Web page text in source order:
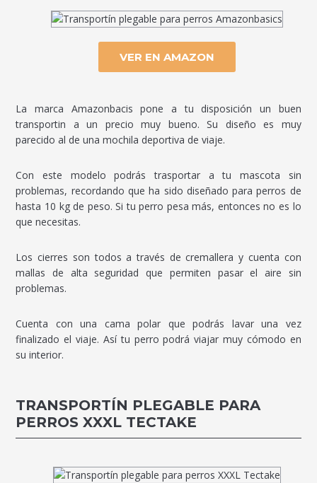
VER EN AMAZON
La marca Amazonbacis pone a tu disposición un buen
transportin a un precio muy bueno. Su diseño es muy
parecido al de una mochila deportiva de viaje.
Con este modelo podrás trasportar a tu mascota sin
problemas, recordando que ha sido diseñado para perros de
hasta 10 kg de peso. Si tu perro pesa más, entonces no es lo
que necesitas.
Los cierres son todos a través de cremallera y cuenta con
mallas de alta seguridad que permiten pasar el aire sin
problemas.
Cuenta con una cama polar que podrás lavar una vez
finalizado el viaje. Así tu perro podrá viajar muy cómodo en
su interior.
TRANSPORTÍN PLEGABLE PARA
PERROS XXXL TECTAKE